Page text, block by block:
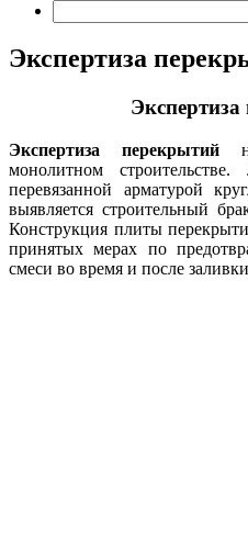
Экспертиза
Экспертиза перекрытий
монолитном
перевязанной арматурой
выявляется строительный
Конструкция плиты
принятых мерах по
смеси во время и после